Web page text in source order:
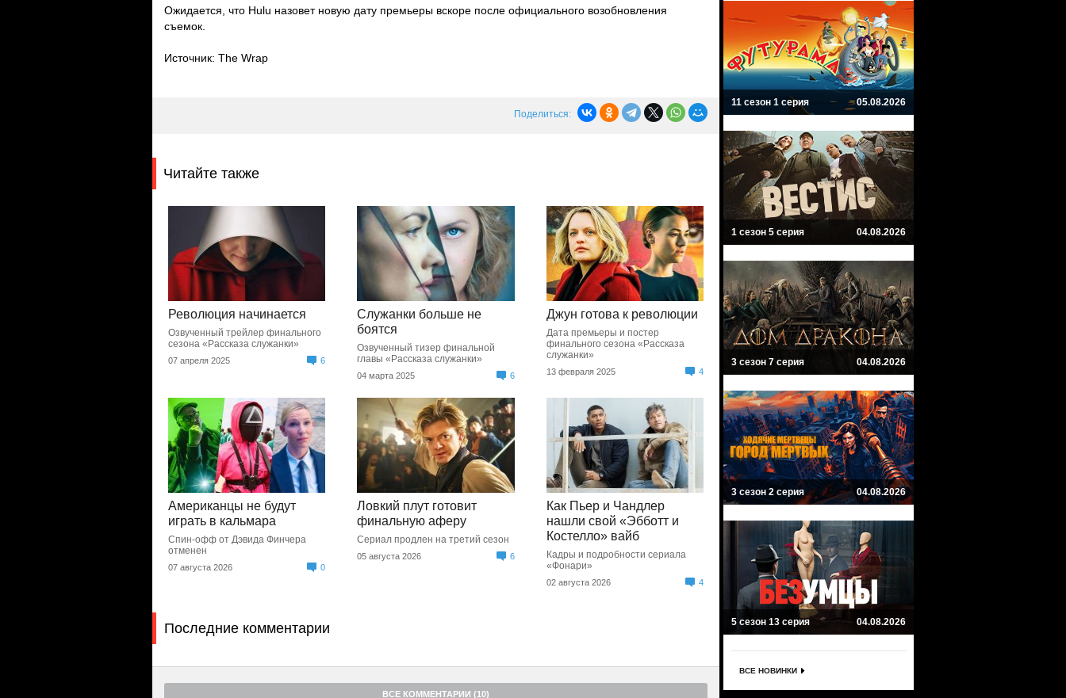
Ожидается, что Hulu назовет новую дату премьеры вскоре после официального возобновления
съемок.
Источник: The Wrap
Поделиться:
Читайте также
Революция начинается
Озвученный трейлер финального
сезона «Рассказа служанки»
07 апреля 2025 6
Служанки больше не
боятся
Озвученный тизер финальной
главы «Рассказа служанки»
04 марта 2025 6
Джун готова к революции
Дата премьеры и постер
финального сезона «Рассказа
служанки»
13 февраля 2025 4
Американцы не будут
играть в кальмара
Спин-офф от Дэвида Финчера
отменен
07 августа 2026 0
Ловкий плут готовит
финальную аферу
Сериал продлен на третий сезон
05 августа 2026 6
Как Пьер и Чандлер
нашли свой «Эбботт и
Костелло» вайб
Кадры и подробности сериала
«Фонари»
02 августа 2026 4
Последние комментарии
ВСЕ КОММЕНТАРИИ (10)
11 сезон 1 серия 05.08.2026
1 сезон 5 серия 04.08.2026
3 сезон 7 серия 04.08.2026
3 сезон 2 серия 04.08.2026
5 сезон 13 серия 04.08.2026
ВСЕ НОВИНКИ